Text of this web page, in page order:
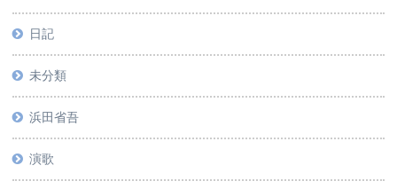
日記
未分類
浜田省吾
演歌